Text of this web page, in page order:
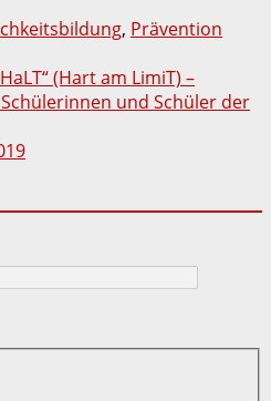
, Prävention
(Hart am LimiT) –
und Schüler der